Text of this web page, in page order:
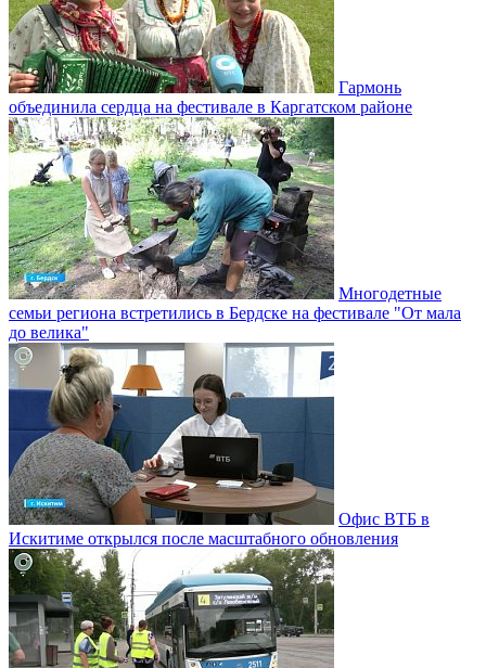
Гармонь
объединила сердца на фестивале в Каргатском районе
Многодетные
семьи региона встретились в Бердске на фестивале "От мала
до велика"
Офис ВТБ в
Искитиме открылся после масштабного обновления